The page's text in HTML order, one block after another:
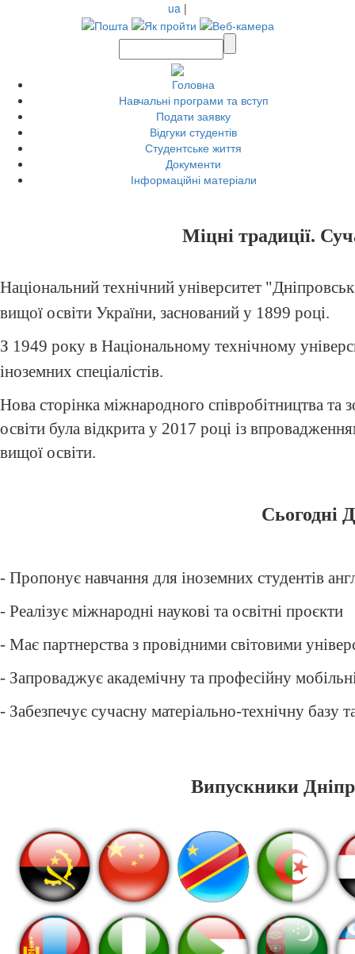
ua |
Головна
Навчальні програми та вступ
Подати заявку
Відгуки студентів
Студентське життя
Документи
Інформаційні матеріали
Міцні традиції.
Національний технічний університет
вищої освіти України, заснований у 1899 році.
З 1949 року в Національному технічному
іноземних спеціалістів.
Нова сторінка міжнародного співробітництва та
освіти була відкрита у 2017 році із
вищої освіти.
Сьогодні
- Пропонує навчання для іноземних студентів
- Реалізує міжнародні наукові та освітні проєкти
- Має партнерства з провідними світовими
- Запроваджує академічну та професійну
- Забезпечує сучасну матеріально-технічну базу
Випускники